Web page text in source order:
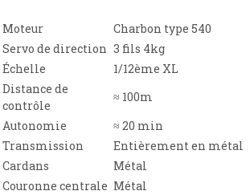
Moteur
Charbon type 540
Servo de direction 3 fils 4kg
Échelle
1/12ème XL
Distance de
contrôle
≈ 100m
Autonomie
≈ 20 min
Transmission
Entièrement en métal
Cardans
Métal
Couronne centrale Métal